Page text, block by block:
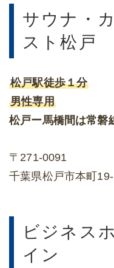
サウナ・
スト松戸
松戸駅徒歩１分
男性専用
松戸ー馬橋間は常磐
〒271-0091
千葉県松戸市本町
ビジネス
イン